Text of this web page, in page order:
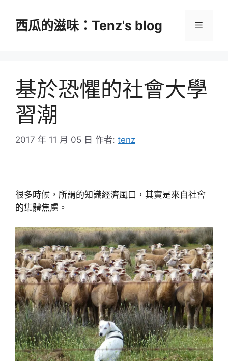
西瓜的滋味：Tenz's blog 選
基於恐懼的社會大學
習潮
2017 年 11 月 05 日 作者: tenz
很多時候，所謂的知識經濟風口，其實是來自社會
的集體焦慮。